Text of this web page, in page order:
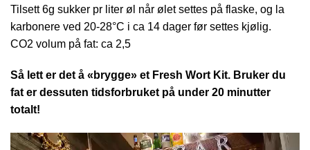
Tilsett 6g sukker pr liter øl når ølet settes på flaske, og la
karbonere ved 20-28°C i ca 14 dager før settes kjølig.
CO2 volum på fat: ca 2,5
Så lett er det å «brygge» et Fresh Wort Kit. Bruker du
fat er dessuten tidsforbruket på under 20 minutter
totalt!
Videoavspiller